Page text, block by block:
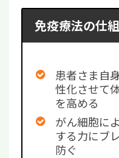
免疫療法の仕
患者さま自
性化させて
を高める
がん細胞に
する力にブ
防ぐ